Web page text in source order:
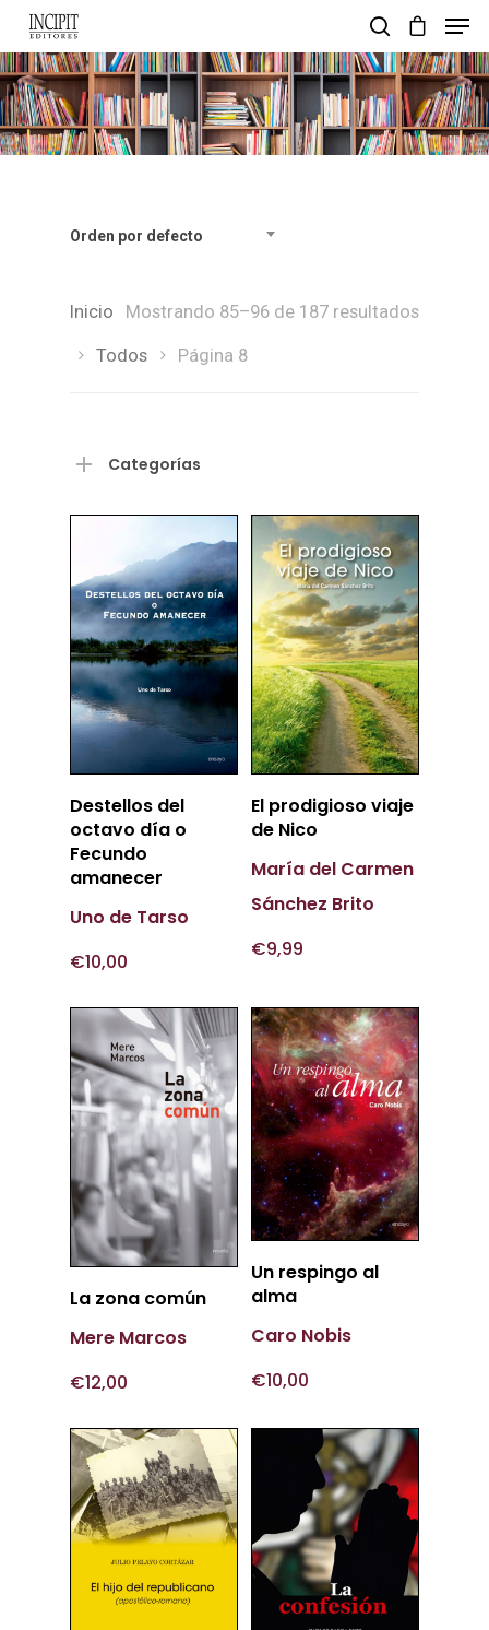
pulsa enter para buscar y esc para salir
Orden por defecto
Mostrando 85–96 de 187 resultados
Inicio
Todos Página 8
Categorías
Más
Información
Destellos del
octavo día o
Fecundo
amanecer
Uno de Tarso
€10,00
Más
Información
El prodigioso viaje
de Nico
María del Carmen
Sánchez Brito
€9,99
La zona común
Mere Marcos
€12,00
Añadir
Al Carrito
Un respingo al
alma
Caro Nobis
€10,00